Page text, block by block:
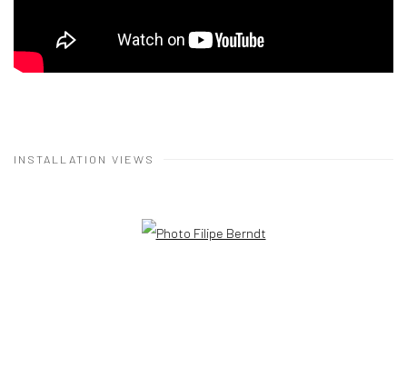
INSTALLATION VIEWS
Open a larger version of the following image in a popup: